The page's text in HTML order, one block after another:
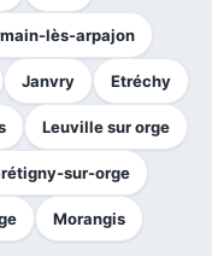
lès-arpajon
Janvry Etréchy
Leuville sur orge
sur-orge
Morangis